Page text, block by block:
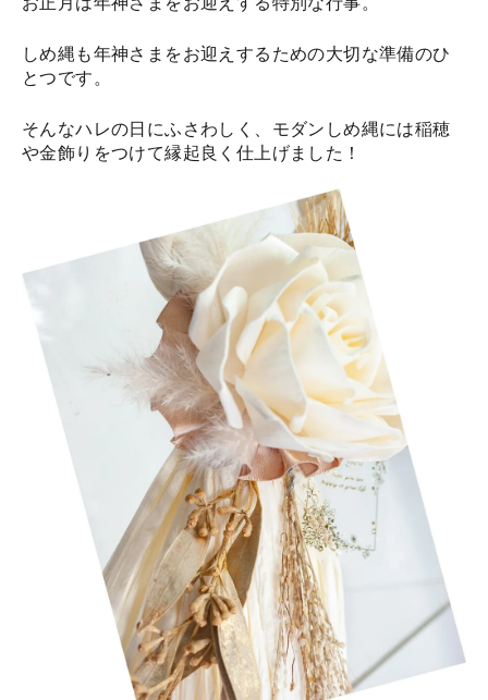
しめ縄も年神さまをお迎えするための大切な準備のひ
とつです。
そんなハレの日にふさわしく、モダンしめ縄には稲穂
や金飾りをつけて縁起良く仕上げました！